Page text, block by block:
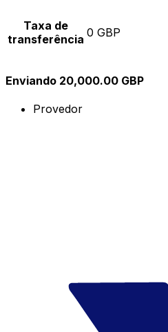
Taxa de
transferência 0 GBP
Enviando 20,000.00 GBP
Provedor